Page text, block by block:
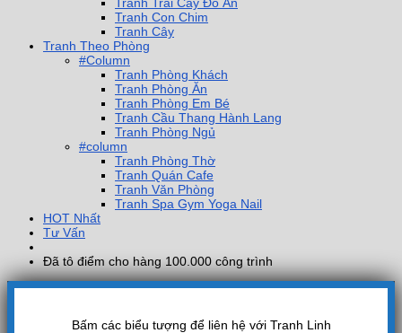
Tranh Con Chim
Tranh Cây
Tranh Theo Phòng
#Column
Tranh Phòng Khách
Tranh Phòng Ăn
Tranh Phòng Em Bé
Tranh Cầu Thang Hành Lang
Tranh Phòng Ngủ
#column
Tranh Phòng Thờ
Tranh Quán Cafe
Tranh Văn Phòng
Tranh Spa Gym Yoga Nail
HOT Nhất
Tư Vấn
Đã tô điểm cho hàng 100.000 công trình
Bấm các biểu tượng để liên hệ với Tranh Linh